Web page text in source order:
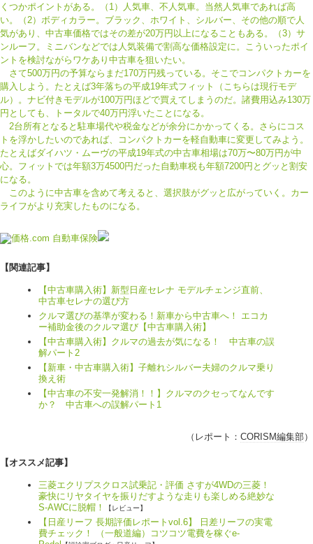
くつかポイントがある。（1）人気車、不人気車。当然人気車であれば高
い。（2）ボディカラー。ブラック、ホワイト、シルバー、その他の順で人
気があり、中古車価格ではその差が20万円以上になることもある。（3）サ
ンルーフ。ミニバンなどでは人気装備で割高な価格設定に。こういったポイ
ントを検討ながらワケあり中古車を狙いたい。
さて500万円の予算ならまだ170万円残っている。そこでコンパクトカーを
購入しよう。たとえば3年落ちの平成19年式フィット（こちらは現行モデ
ル）。ナビ付きモデルが100万円ほどで買えてしまうのだ。諸費用込み130万
円としても、トータルで40万円浮いたことになる。
2台所有となると駐車場代や税金などが余分にかかってくる。さらにコス
トを浮かしたいのであれば、コンパクトカーを軽自動車に変更してみよう。
たとえばダイハツ・ムーヴの平成19年式の中古車相場は70万〜80万円が中
心。フィットでは年額3万4500円だった自動車税も年額7200円とグッと割安
になる。
このように中古車を含めて考えると、選択肢がグッと広がっていく。カー
ライフがより充実したものになる。
【関連記事】
【中古車購入術】新型日産セレナ モデルチェンジ直前、
中古車セレナの選び方
クルマ選びの基準が変わる！新車から中古車へ！ エコカ
ー補助金後のクルマ選び【中古車購入術】
【中古車購入術】クルマの過去が気になる！ 中古車の誤
解パート2
【新車・中古車購入術】子離れシルバー夫婦のクルマ乗り
換え術
【中古車の不安一発解消！！】クルマのクセってなんです
か？ 中古車への誤解パート1
（レポート： CORISM編集部）
【オススメ記事】
三菱エクリプスクロス試乗記・評価 さすが4WDの三菱！
豪快にリヤタイヤを振りだすような走りも楽しめる絶妙な
S-AWCに脱帽！
【レビュー】
【日産リーフ 長期評価レポートvol.6】 日差リーフの実電
費チェック！ （一般道編）コツコツ電費を稼ぐe-